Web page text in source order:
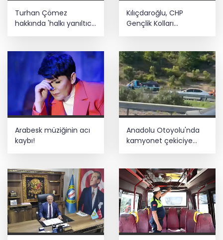
Turhan Çömez
hakkında 'halkı yanıltıcı
Kılıçdaroğlu, CHP
Gençlik Kolları
Arabesk müziğinin acı
kaybı!
Anadolu Otoyolu'nda
kamyonet çekiciye